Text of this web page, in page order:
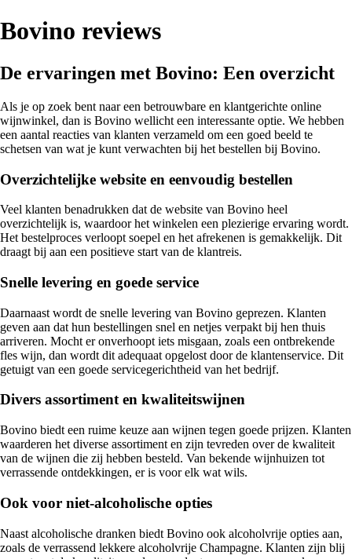
Bovino reviews
De ervaringen met Bovino: Een overzicht
Als je op zoek bent naar een betrouwbare en klantgerichte online
wijnwinkel, dan is Bovino wellicht een interessante optie. We hebben
een aantal reacties van klanten verzameld om een goed beeld te
schetsen van wat je kunt verwachten bij het bestellen bij Bovino.
Overzichtelijke website en eenvoudig bestellen
Veel klanten benadrukken dat de website van Bovino heel
overzichtelijk is, waardoor het winkelen een plezierige ervaring wordt.
Het bestelproces verloopt soepel en het afrekenen is gemakkelijk. Dit
draagt bij aan een positieve start van de klantreis.
Snelle levering en goede service
Daarnaast wordt de snelle levering van Bovino geprezen. Klanten
geven aan dat hun bestellingen snel en netjes verpakt bij hen thuis
arriveren. Mocht er onverhoopt iets misgaan, zoals een ontbrekende
fles wijn, dan wordt dit adequaat opgelost door de klantenservice. Dit
getuigt van een goede servicegerichtheid van het bedrijf.
Divers assortiment en kwaliteitswijnen
Bovino biedt een ruime keuze aan wijnen tegen goede prijzen. Klanten
waarderen het diverse assortiment en zijn tevreden over de kwaliteit
van de wijnen die zij hebben besteld. Van bekende wijnhuizen tot
verrassende ontdekkingen, er is voor elk wat wils.
Ook voor niet-alcoholische opties
Naast alcoholische dranken biedt Bovino ook alcoholvrije opties aan,
zoals de verrassend lekkere alcoholvrije Champagne. Klanten zijn blij